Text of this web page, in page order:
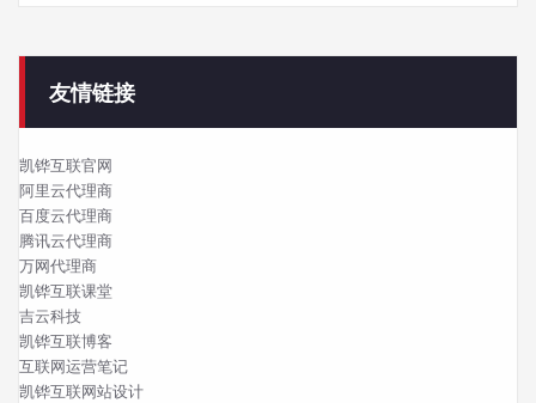
友情链接
凯铧互联官网
阿里云代理商
百度云代理商
腾讯云代理商
万网代理商
凯铧互联课堂
吉云科技
凯铧互联博客
互联网运营笔记
凯铧互联网站设计